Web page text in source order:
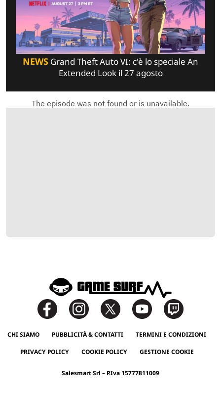
NEWS Grand Theft Auto VI: c'è lo speciale An
Extended Look il 27 agosto
CHI SIAMO PUBBLICITÀ & CONTATTI TERMINI E CONDIZIONI
PRIVACY POLICY COOKIE POLICY GESTIONE COOKIE
Salesmart Srl – P.Iva 15777811009